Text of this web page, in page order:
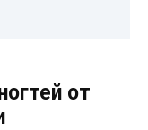
от